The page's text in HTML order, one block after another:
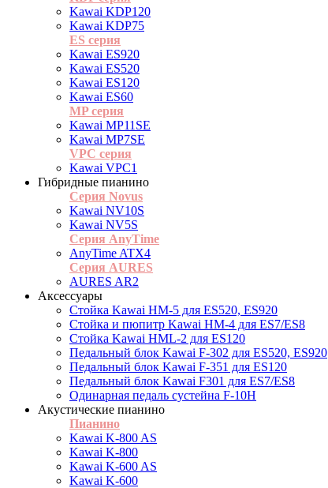
Kawai KDP120
Kawai KDP75
ES cерия
Kawai ES920
Kawai ES520
Kawai ES120
Kawai ES60
MP серия
Kawai MP11SE
Kawai MP7SE
VPC серия
Kawai VPC1
Гибридные пианино
Серия Novus
Kawai NV10S
Kawai NV5S
Серия AnyTime
AnyTime ATX4
Серия AURES
AURES AR2
Аксессуары
Стойка Kawai HM-5 для ES520, ES920
Cтойка и пюпитр Kawai HM-4 для ES7/ES8
Стойка Kawai HML-2 для ES120
Педальный блок Kawai F-302 для ES520, ES920
Педальный блок Kawai F-351 для ES120
Педальный блок Kawai F301 для ES7/ES8
Одинарная педаль сустейна F-10H
Акустические пианино
Пианино
Kawai K-800 AS
Kawai K-800
Kawai K-600 AS
Kawai K-600